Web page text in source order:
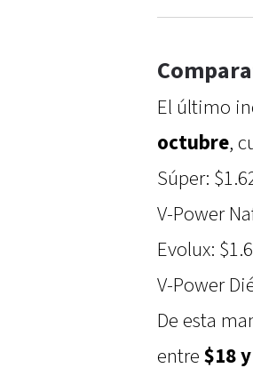
El último
octubre,
Súper:
V-Power
Evolux:
V-Power
De esta
entre $18